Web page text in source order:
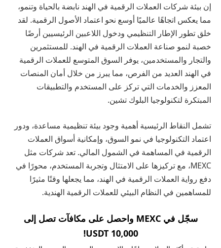
إن بيئة شركات العملات الرقمية في الهند نابضة بالحياة وتنمو،
مما يعكس اتجاهًا عالميًا أوسع نحو اعتماد الأصول الرقمية. لقد
خلق تطور الإطار التنظيمي ودخول اللاعبين الرئيسيين أرضًا
خصبة لنمو صناعة العملات الرقمية في الهند. للمستثمرين
والتجار والمستخدمين، يوفر السوق المتوسع للعملات الرقمية
في الهند العديد من الفرص، مما يبرز من خلال أمان المنصات
المعزز والخدمات التي تركز على المستخدم والتطبيقات
المبتكرة لتكنولوجيا البلوك تشين.
تشمل النقاط الرئيسية أهمية وجود بيئة تنظيمية مساعدة، ودور
اعتماد التكنولوجيا في نمو السوق، وإمكانية أسواق العملات
الرقمية في المساهمة في الشمول المالي. تعد شركات مثل
MEXC، مع تركيزها على الامتثال وتجربة المستخدم، محورًا في
دفع رواية العملات الرقمية في الهند، مما يجعلها وقتًا مثيرًا
للمساهمين في النظام البيئي للعملات الرقمية الهندية.
سجّل في MEXC واحصل على مكافآت تصل إلى
10,000 USDT!